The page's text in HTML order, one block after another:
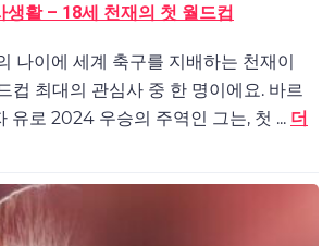
생활 – 18세 천재의 첫 월드컵
나이에 세계 축구를 지배하는 천재이
컵 최대의 관심사 중 한 명이에요. 바르
유로 2024 우승의 주역인 그는, 첫 ... 더